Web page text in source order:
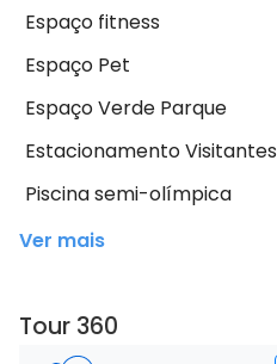
Espaço fitness
Espaço Pet
Espaço Verde Parque
Estacionamento Visitantes
Piscina semi-olímpica
Ver mais
Tour 360